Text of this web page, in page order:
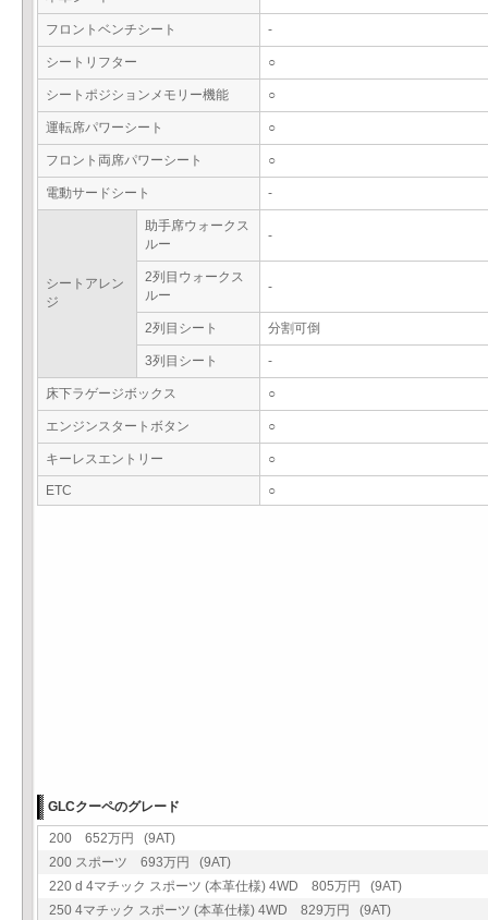
フロントベンチシート -
シートリフター ○
シートポジションメモリー機能 ○
運転席パワーシート ○
フロント両席パワーシート ○
電動サードシート -
シートアレン
ジ
助手席ウォークス
ルー
-
2列目ウォークス
ルー
-
2列目シート 分割可倒
3列目シート -
床下ラゲージボックス ○
エンジンスタートボタン ○
キーレスエントリー ○
ETC ○
GLCクーペのグレード
200 652万円 (9AT)
200 スポーツ 693万円 (9AT)
220 d 4マチック スポーツ (本革仕様) 4WD 805万円 (9AT)
250 4マチック スポーツ (本革仕様) 4WD 829万円 (9AT)